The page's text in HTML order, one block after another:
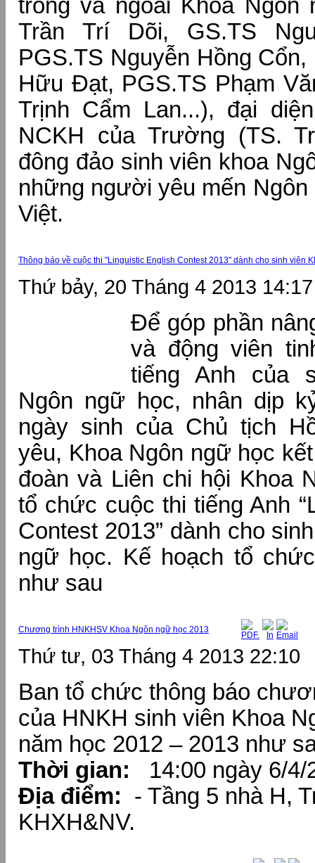
trong và ngoài Khoa Ngôn
Trần Trí Dõi, GS.TS
PGS.TS Nguyễn Hồng
Hữu Đạt, PGS.TS Phạm
Trịnh Cẩm Lan...), đại
NCKH của Trường (TS.
đông đảo sinh viên khoa
những người yêu mến
Việt.
Thông báo về cuộc thi "Linguistic English Contest 2013" dành cho sinh viên
Thứ bảy, 20 Tháng 4 2013 14:17
Để góp phần
và động viên
tiếng Anh của
Ngôn ngữ học, nhân dịp
ngày sinh của Chủ tịch
yêu, Khoa Ngôn ngữ học
đoàn và Liên chi hội Khoa
tổ chức cuộc thi tiếng Anh
Contest 2013” dành cho
ngữ học. Kế hoạch tổ
như sau
Chương trình HNKHSV Khoa Ngôn ngữ học 2013
Thứ tư, 03 Tháng 4 2013 22:10
Ban tổ chức thông báo
của HNKH sinh viên Khoa
năm học 2012 – 2013 như
Thời gian: 14:00 ngày 6/4/
Địa điểm: - Tầng 5 nhà H,
KHXH&NV.